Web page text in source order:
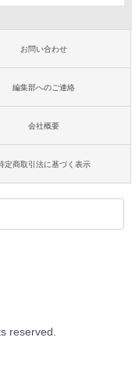
お問い合わせ
編集部へのご連絡
会社概要
定商取引法に基づく表示
reserved.